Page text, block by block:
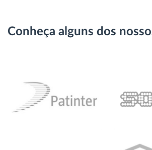
Conheça alguns dos